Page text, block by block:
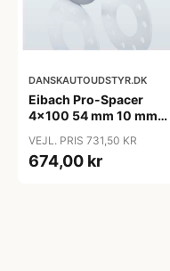
DANSKAUTOUDSTYR.DK
Eibach Pro-Spacer
4x100 54 mm 10 mm
VEJL. PRIS 731,50 KR
674,00 kr